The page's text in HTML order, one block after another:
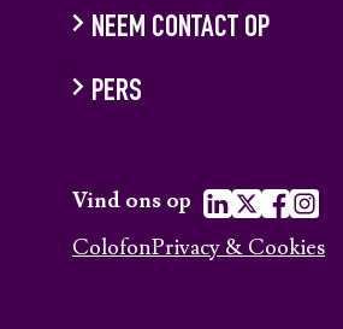
NEEM CONTACT OP
PERS
Vind ons op
ColofonPrivacy & Cookies